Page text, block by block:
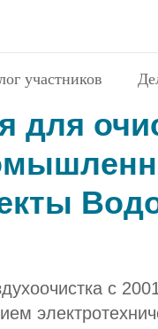
участников
для
с